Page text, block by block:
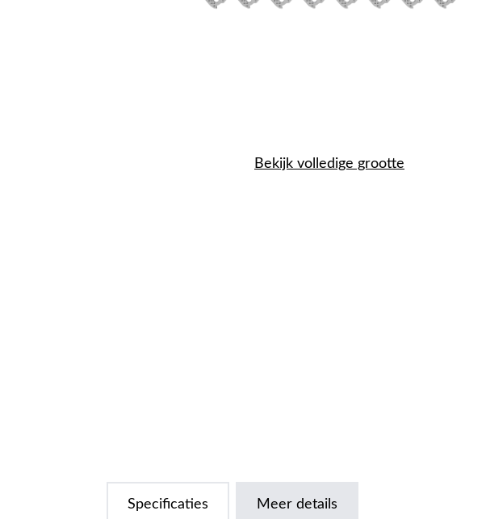
Bekijk volledige grootte
Specificaties Meer details